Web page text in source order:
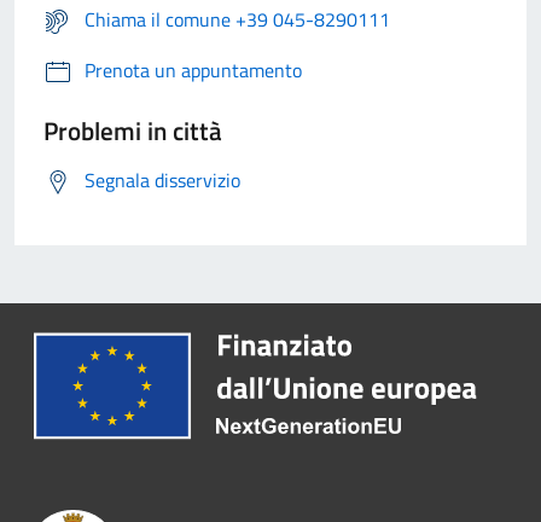
Chiama il comune +39 045-8290111
Prenota un appuntamento
Problemi in città
Segnala disservizio